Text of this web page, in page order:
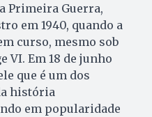
Primeira Guerra,
em 1940, quando a
curso, mesmo sob
VI. Em 18 de junho
que é um dos
história
em popularidade